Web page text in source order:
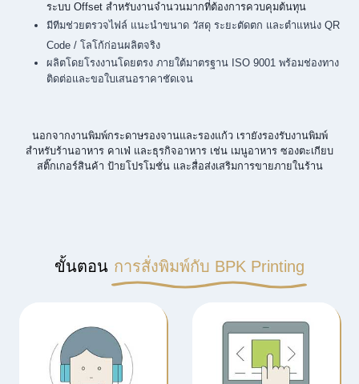
ระบบ Offset สำหรับงานจำนวนมากที่ต้องการควบคุมต้นทุน
มีทีมช่วยตรวจไฟล์ แนะนำขนาด วัสดุ ระยะตัดตก และตำแหน่ง QR
Code / โลโก้ก่อนผลิตจริง
ผลิตโดยโรงงานโดยตรง ภายใต้มาตรฐาน ISO 9001 พร้อมช่องทาง
ติดต่อและขอใบเสนอราคาชัดเจน
นอกจากงานพิมพ์กระดาษรองจานและรองแก้ว เรายังรองรับงานพิมพ์
สำหรับร้านอาหาร คาเฟ่ และธุรกิจอาหาร เช่น เมนูอาหาร ซองตะเกียบ
สติ๊กเกอร์สินค้า ป้ายโปรโมชั่น และสื่อส่งเสริมการขายภายในร้าน
ขั้นตอน การสั่งพิมพ์กับ BPK Printing